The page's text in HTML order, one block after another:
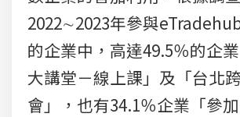
2022∼2023年參與
的企業中，高達49.5％的企
大講堂－線上課」及「台北
會」，也有34.1％企業「參